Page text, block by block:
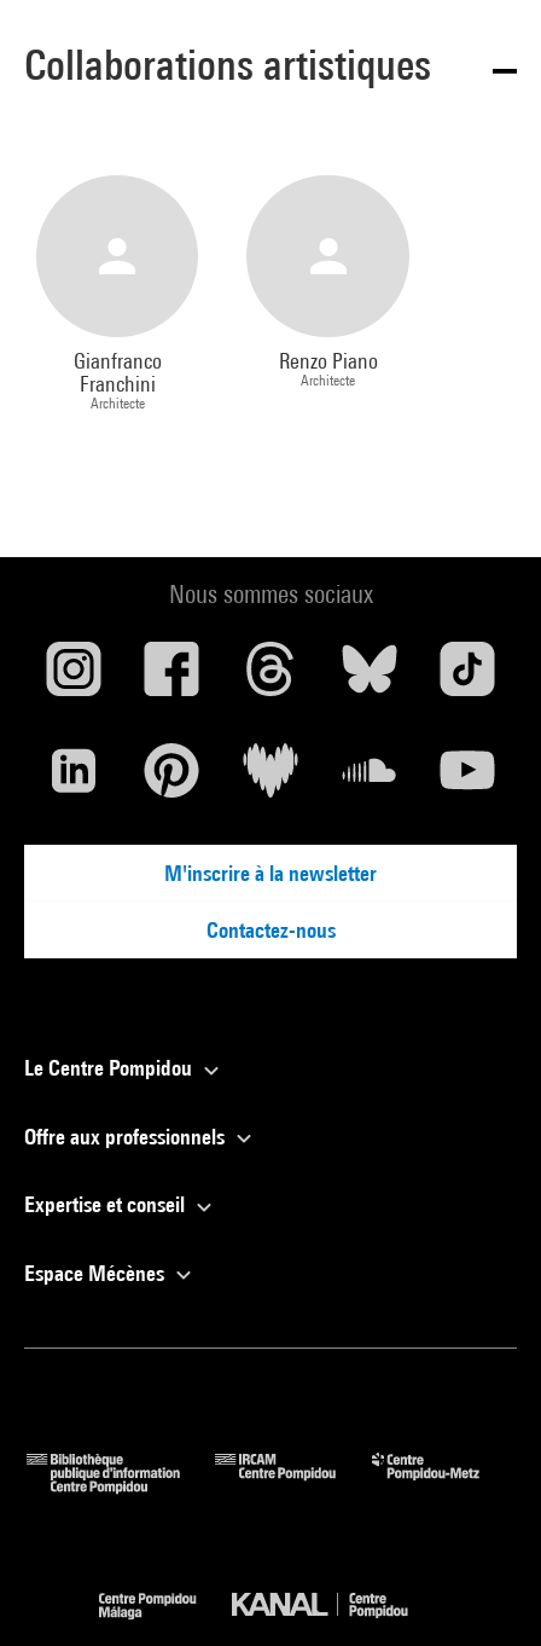
Collaborations artistiques
Gianfranco
Franchini
Architecte
Renzo Piano
Architecte
Nous sommes sociaux
M'inscrire à la newsletter
Contactez-nous
Le Centre Pompidou
Offre aux professionnels
Expertise et conseil
Espace Mécènes